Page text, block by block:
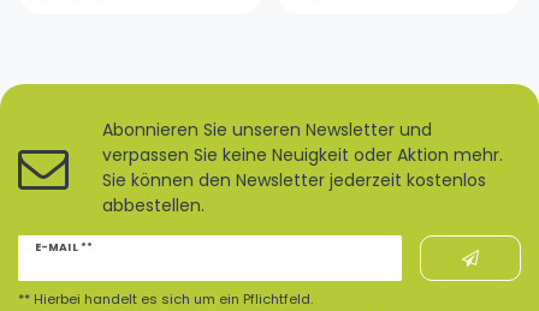
Abonnieren Sie unseren Newsletter und
verpassen Sie keine Neuigkeit oder Aktion mehr.
Sie können den Newsletter jederzeit kostenlos
abbestellen.
E-MAIL **
Newsletter
** Hierbei handelt es sich um ein Pflichtfeld.